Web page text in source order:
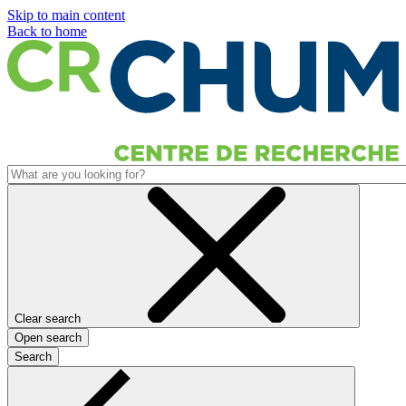
Skip to main content
Back to home
Clear search
Open search
Search